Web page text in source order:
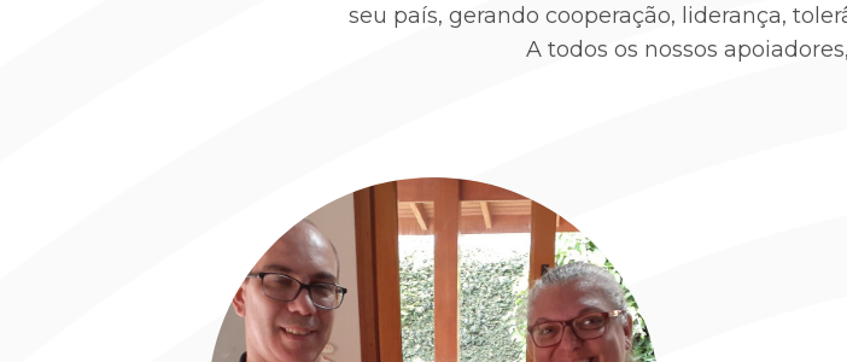
seu país, gerando cooperação, liderança,
A todos os nossos